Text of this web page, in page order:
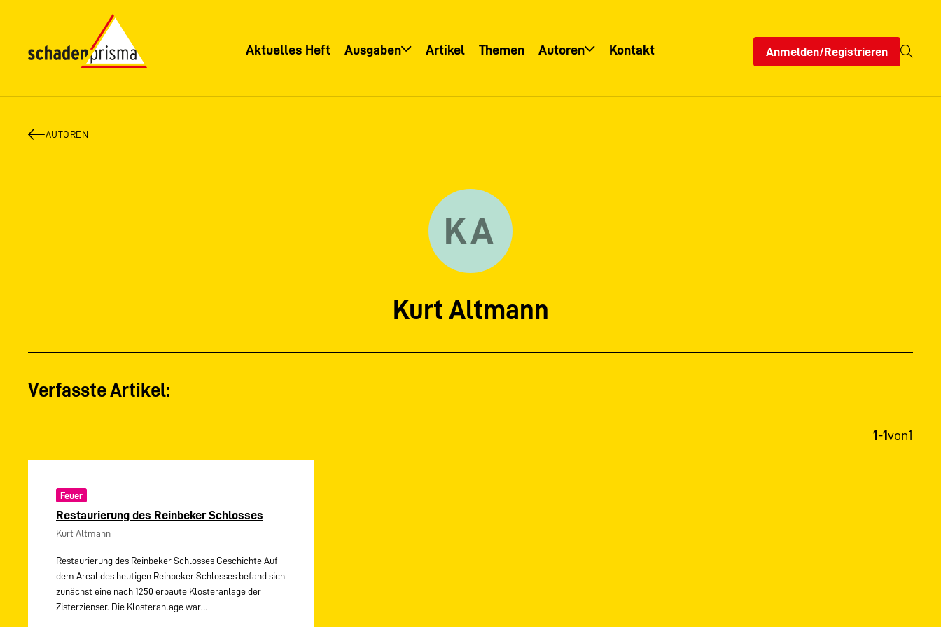
Aktuelles Heft Ausgaben Artikel Themen Autoren Kontakt Anmelden/Registrieren
AUTOREN
KA
Kurt Altmann
Verfasste Artikel:
1-1 von1
Feuer
Restaurierung des Reinbeker Schlosses
Kurt Altmann
Restaurierung des Reinbeker Schlosses Geschichte Auf
dem Areal des heutigen Reinbeker Schlosses befand sich
zunächst eine nach 1250 erbaute Klosteranlage der
Zisterzienser. Die Klosteranlage war…